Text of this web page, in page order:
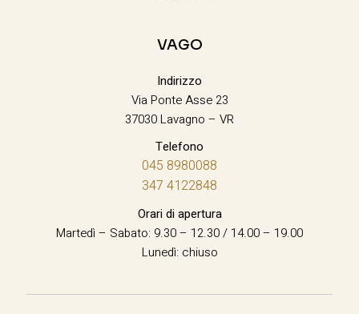
VAGO
Indirizzo
Via Ponte Asse 23
37030 Lavagno – VR
Telefono
045 8980088
347 4122848
Orari di apertura
Martedì – Sabato: 9.30 – 12.30 / 14.00 – 19.00
Lunedì: chiuso